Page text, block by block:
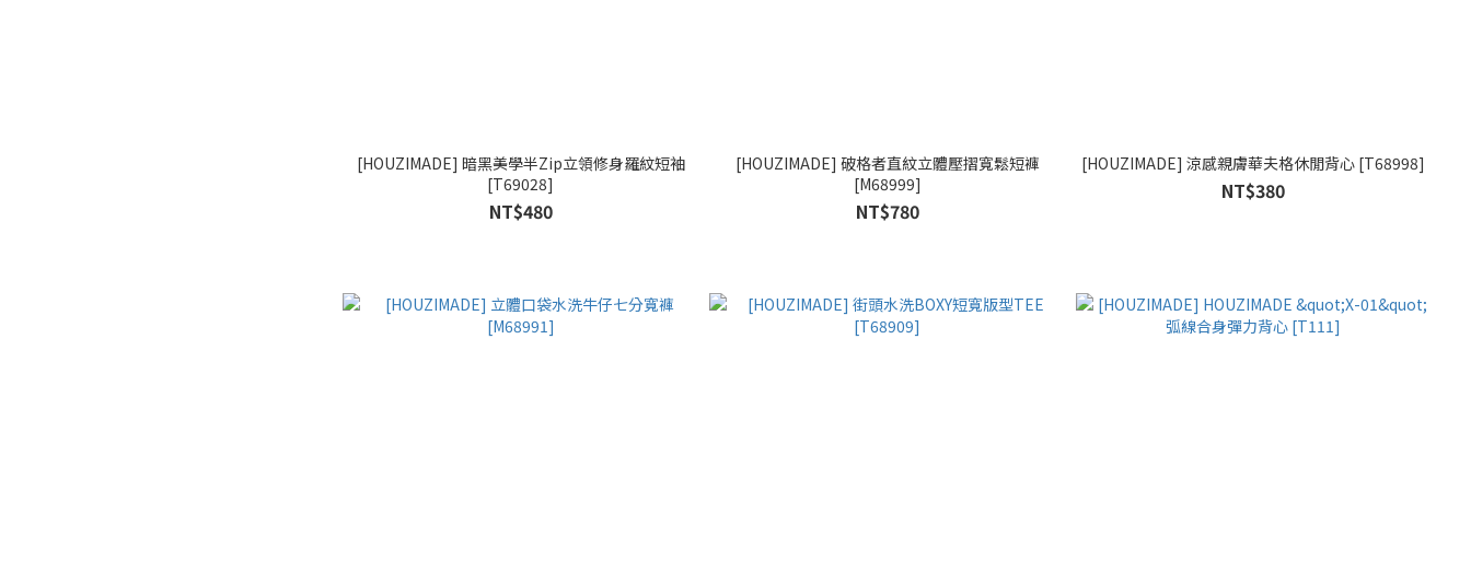
[HOUZIMADE] 暗黑美學半Zip立領修身羅紋短袖
[T69028]
NT$480
[HOUZIMADE] 破格者直紋立體壓摺寬鬆短褲
[M68999]
NT$780
[HOUZIMADE] 涼感親膚華夫格休閒背心 [T68998]
NT$380